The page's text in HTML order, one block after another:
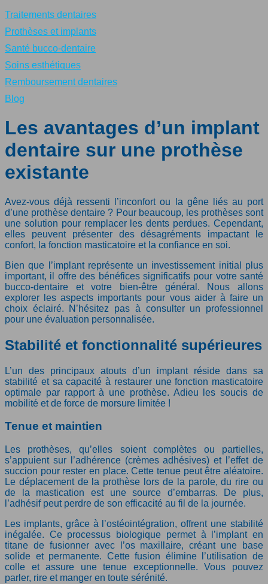
Traitements dentaires
Prothèses et implants
Santé bucco-dentaire
Soins esthétiques
Remboursement dentaires
Blog
Les avantages d’un implant
dentaire sur une prothèse
existante
Avez-vous déjà ressenti l’inconfort ou la gêne liés au port
d’une prothèse dentaire ? Pour beaucoup, les prothèses sont
une solution pour remplacer les dents perdues. Cependant,
elles peuvent présenter des désagréments impactant le
confort, la fonction masticatoire et la confiance en soi.
Bien que l’implant représente un investissement initial plus
important, il offre des bénéfices significatifs pour votre santé
bucco-dentaire et votre bien-être général. Nous allons
explorer les aspects importants pour vous aider à faire un
choix éclairé. N’hésitez pas à consulter un professionnel
pour une évaluation personnalisée.
Stabilité et fonctionnalité supérieures
L’un des principaux atouts d’un implant réside dans sa
stabilité et sa capacité à restaurer une fonction masticatoire
optimale par rapport à une prothèse. Adieu les soucis de
mobilité et de force de morsure limitée !
Tenue et maintien
Les prothèses, qu’elles soient complètes ou partielles,
s’appuient sur l’adhérence (crèmes adhésives) et l’effet de
succion pour rester en place. Cette tenue peut être aléatoire.
Le déplacement de la prothèse lors de la parole, du rire ou
de la mastication est une source d’embarras. De plus,
l’adhésif peut perdre de son efficacité au fil de la journée.
Les implants, grâce à l’ostéointégration, offrent une stabilité
inégalée. Ce processus biologique permet à l’implant en
titane de fusionner avec l’os maxillaire, créant une base
solide et permanente. Cette fusion élimine l’utilisation de
colle et assure une tenue exceptionnelle. Vous pouvez
parler, rire et manger en toute sérénité.